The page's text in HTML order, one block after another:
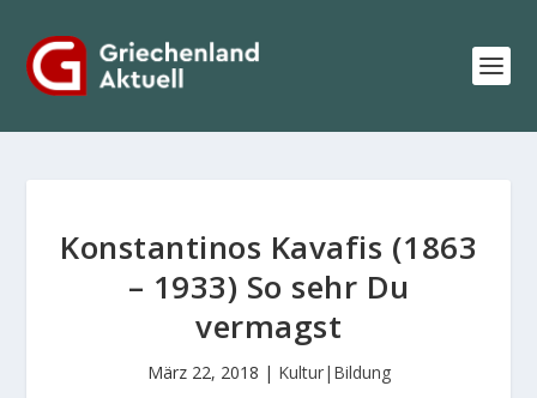
Konstantinos Kavafis (1863
– 1933) So sehr Du
vermagst
März 22, 2018 | Kultur|Bildung